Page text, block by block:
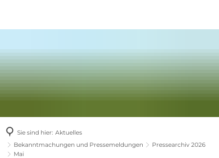
Sie sind hier: Aktuelles
Bekanntmachungen und Pressemeldungen
Pressearchiv 2026
Mai